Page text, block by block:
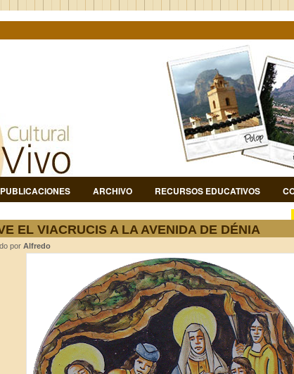
PUBLICACIONES ARCHIVO RECURSOS EDUCATIVOS
EL VIACRUCIS A LA AVENIDA DE DÉNIA
por Alfredo